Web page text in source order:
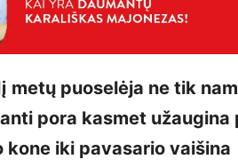
metų puoselėja ne tik
pora kasmet užaugina
iki pavasario vaišina